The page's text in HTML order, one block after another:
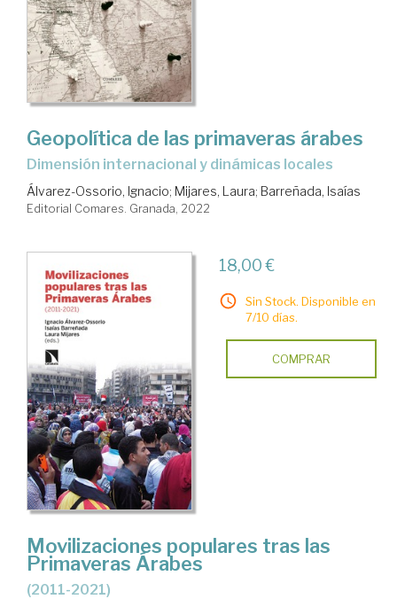
Geopolítica de las primaveras árabes
dimensión internacional y dinámicas locales
Álvarez-Ossorio, Ignacio; Mijares, Laura; Barreñada, Isaías
Editorial Comares. Granada, 2022
18,00 €
Sin Stock. Disponible en
7/10 días.
COMPRAR
Movilizaciones populares tras las
Primaveras Árabes
(2011-2021)